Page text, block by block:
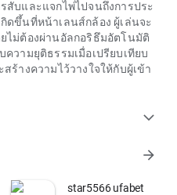
บและแจกไพ่ไปจนถึงการประ
ดขึ้นที่หน้าเลนส์กล้อง ผู้เล่นจะ
ไม่ต้องผ่านอัลกอริธึมอัตโนมัติ
วามยุติธรรมเมื่อเปรียบเทียบ
ร้างความไว้วางใจให้กับผู้เข้า
expand_more
arrow_forward
star5566 ufabet